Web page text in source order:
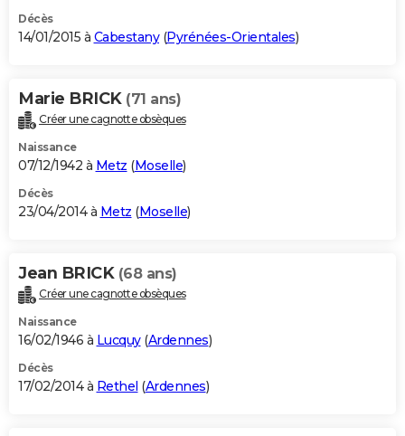
Décès
14/01/2015 à Cabestany(Pyrénées-Orientales)
Marie BRICK (71 ans)
Créer une cagnotte obsèques
Naissance
07/12/1942 à Metz (Moselle)
Décès
23/04/2014 à Metz (Moselle)
Jean BRICK (68 ans)
Créer une cagnotte obsèques
Naissance
16/02/1946 à Lucquy(Ardennes)
Décès
17/02/2014 à Rethel (Ardennes)